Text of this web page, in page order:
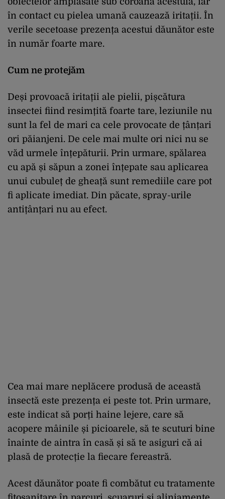
în contact cu pielea umană cauzează iritații. În
verile secetoase prezența acestui dăunător este
în număr foarte mare.
Cum ne protejăm
Deși provoacă iritații ale pielii, pișcătura
insectei fiind resimțită foarte tare, leziunile nu
sunt la fel de mari ca cele provocate de țânțari
ori păianjeni. De cele mai multe ori nici nu se
văd urmele înțepăturii. Prin urmare, spălarea
cu apă și săpun a zonei înțepate sau aplicarea
unui cubuleț de gheață sunt remediile care pot
fi aplicate imediat. Din păcate, spray-urile
antițânțari nu au efect.
Cea mai mare neplăcere produsă de această
insectă este prezența ei peste tot. Prin urmare,
este indicat să porți haine lejere, care să
acopere mâinile și picioarele, să te scuturi bine
înainte de aintra în casă și să te asiguri că ai
plasă de protecție la fiecare fereastră.
Acest dăunător poate fi combătut cu tratamente